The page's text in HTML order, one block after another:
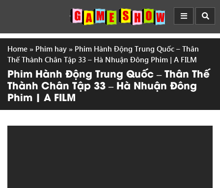
Home » Phim hay » Phim Hành Động Trung Quốc – Thân
Thế Thành Chân Tập 33 – Hà Nhuận Đông Phim | A FILM
Phim Hành Động Trung Quốc – Thân Thế
Thành Chân Tập 33 – Hà Nhuận Đông
Phim | A FILM